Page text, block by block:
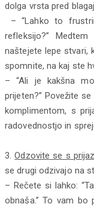
dolga vrsta pred
– “Lahko to
refleksijo?”
naštejete lepe stvari,
spomnite, na kaj ste
– “Ali je kakšna
prijeten?” Povežite
komplimentom, s
radovednostjo in
3.Odzovite se s
se drugi odzivajo na
– Rečete si lahko:
obnaša.” To vam